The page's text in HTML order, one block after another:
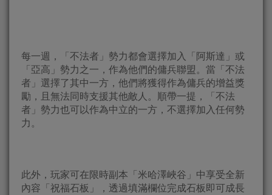
每一週，「不法者」勢力都會選擇加入「阿斯達」或
「亞高」勢力之一，作為他們的傭兵聯盟。當「不法
者」選擇了其中一方，他們將獲得作為傭兵的增益獎
勵，且無法同時支援其他敵人。順帶一提，「不法
者」勢力也可以作為中立的一方，不選擇加入任何勢
力。
此外，玩家可在限時副本「米哈澤峽谷」中享受全新
內容「祝福石板」，透過填滿欄位完成石板即可成長